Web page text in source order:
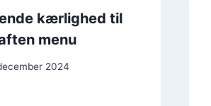
kærlighed til
menu
2024